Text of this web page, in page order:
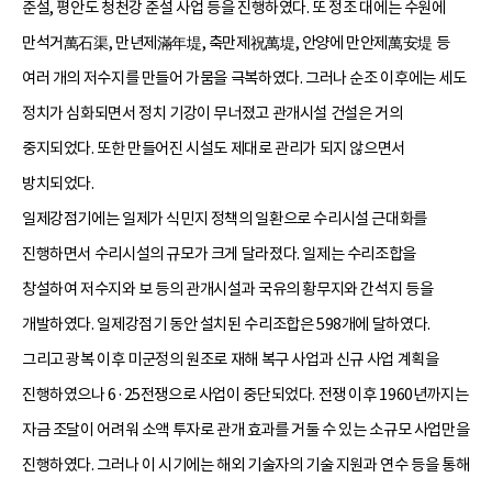
준설, 평안도 청천강 준설 사업 등을 진행하였다. 또 정조 대에는 수원에
만석거萬石渠, 만년제滿年堤, 축만제祝萬堤, 안양에 만안제萬安堤 등
여러 개의 저수지를 만들어 가뭄을 극복하였다. 그러나 순조 이후에는 세도
정치가 심화되면서 정치 기강이 무너졌고 관개시설 건설은 거의
중지되었다. 또한 만들어진 시설도 제대로 관리가 되지 않으면서
방치되었다.
일제강점기에는 일제가 식민지 정책의 일환으로 수리시설 근대화를
진행하면서 수리시설의 규모가 크게 달라졌다. 일제는 수리조합을
창설하여 저수지와 보 등의 관개시설과 국유의 황무지와 간석지 등을
개발하였다. 일제강점기 동안 설치된 수리조합은 598개에 달하였다.
그리고 광복 이후 미군정의 원조로 재해 복구 사업과 신규 사업 계획을
진행하였으나 6·25전쟁으로 사업이 중단되었다. 전쟁 이후 1960년까지는
자금 조달이 어려워 소액 투자로 관개 효과를 거둘 수 있는 소규모 사업만을
진행하였다. 그러나 이 시기에는 해외 기술자의 기술 지원과 연수 등을 통해